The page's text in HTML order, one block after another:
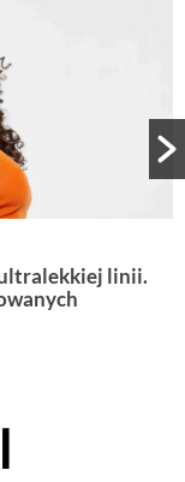
linii.